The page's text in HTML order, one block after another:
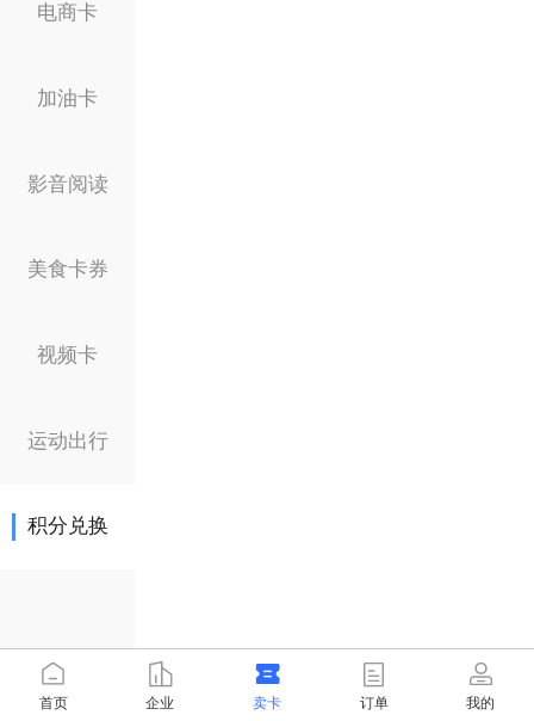
电商卡
加油卡
影音阅读
美食卡券
视频卡
运动出行
积分兑换
首页 企业 卖卡 订单 我的